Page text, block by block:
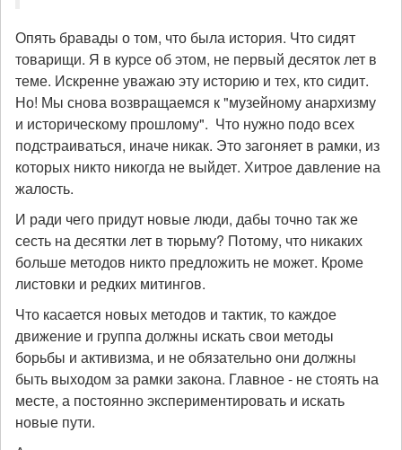
Опять бравады о том, что была история. Что сидят
товарищи. Я в курсе об этом, не первый десяток лет в
теме. Искренне уважаю эту историю и тех, кто сидит.
Но! Мы снова возвращаемся к "музейному анархизму
и историческому прошлому". Что нужно подо всех
подстраиваться, иначе никак. Это загоняет в рамки, из
которых никто никогда не выйдет. Хитрое давление на
жалость.
И ради чего придут новые люди, дабы точно так же
сесть на десятки лет в тюрьму? Потому, что никаких
больше методов никто предложить не может. Кроме
листовки и редких митингов.
Что касается новых методов и тактик, то каждое
движение и группа должны искать свои методы
борьбы и активизма, и не обязательно они должны
быть выходом за рамки закона. Главное - не стоять на
месте, а постоянно экспериментировать и искать
новые пути.